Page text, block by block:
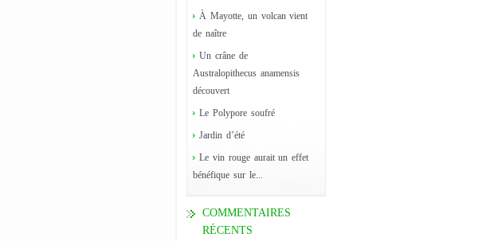
À Mayotte, un volcan vient
de naître
Un crâne de
Australopithecus anamensis
découvert
Le Polypore soufré
Jardin d’été
Le vin rouge aurait un effet
bénéfique sur le...
COMMENTAIRES
RÉCENTS